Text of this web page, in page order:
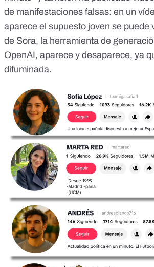
de manifestaciones falsas: en un
aparece el supuesto joven se puede
de Sora, la herramienta de
OpenAI, aparece y desaparece, ya
difuminada.